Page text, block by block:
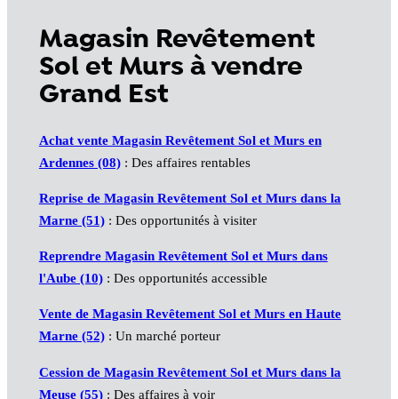
Magasin Revêtement
Sol et Murs à vendre
Grand Est
Achat vente Magasin Revêtement Sol et Murs en
Ardennes (08): Des affaires rentables
Reprise de Magasin Revêtement Sol et Murs dans la
Marne (51): Des opportunités à visiter
Reprendre Magasin Revêtement Sol et Murs dans
l'Aube (10): Des opportunités accessible
Vente de Magasin Revêtement Sol et Murs en Haute
Marne (52): Un marché porteur
Cession de Magasin Revêtement Sol et Murs dans la
Meuse (55): Des affaires à voir